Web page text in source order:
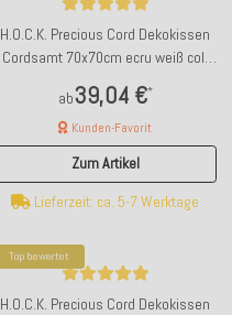
H.O.C.K. Precious Cord Dekokissen
Cordsamt 70x70cm ecru weiß col.
ab39,04 €*
Kunden-Favorit
Zum Artikel
Lieferzeit: ca. 5-7 Werktage
Top bewertet
H.O.C.K. Precious Cord Dekokissen